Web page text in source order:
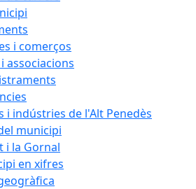
i comerços
associacions
i indústries de l'Alt Penedès
municipi
i la Gornal
en xifres